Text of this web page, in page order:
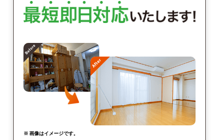
※ 画像はイメージです。